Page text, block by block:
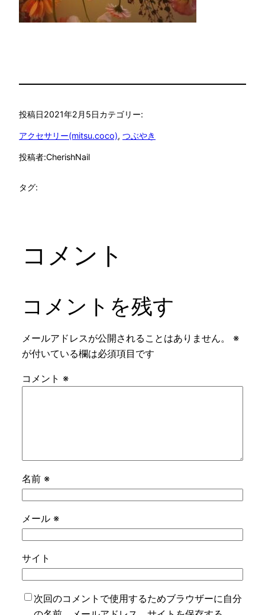
投稿日2021年2月5日カテゴリー:
アクセサリー(mitsu.coco), つぶやき
投稿者:CherishNail
タグ:
コメント
コメントを残す
メールアドレスが公開されることはありません。
※
が付いている欄は必須項目です
コメント ※
名前 ※
メール ※
サイト
次回のコメントで使用するためブラウザーに自分